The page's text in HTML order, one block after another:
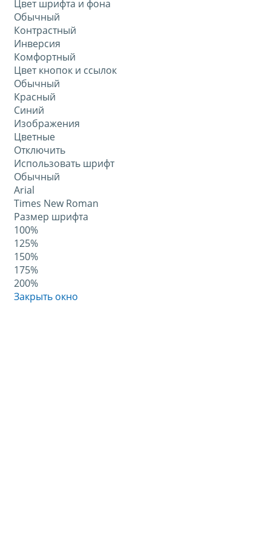
Цвет шрифта и фона
Обычный
Контрастный
Инверсия
Комфортный
Цвет кнопок и ссылок
Обычный
Красный
Синий
Изображения
Цветные
Отключить
Использовать шрифт
Обычный
Arial
Times New Roman
Размер шрифта
100%
125%
150%
175%
200%
Закрыть окно